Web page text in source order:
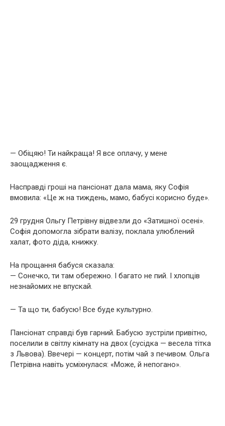
— Обіцяю! Ти найкраща! Я все оплачу, у мене
заощадження є.
Насправді гроші на пансіонат дала мама, яку Софія
вмовила: «Це ж на тиждень, мамо, бабусі корисно буде».
29 грудня Ольгу Петрівну відвезли до «Затишної осені».
Софія допомогла зібрати валізу, поклала улюблений
халат, фото діда, книжку.
На прощання бабуся сказала:
— Сонечко, ти там обережно. І багато не пий. І хлопців
незнайомих не впускай.
— Та що ти, бабусю! Все буде культурно.
Пансіонат справді був гарний. Бабусю зустріли привітно,
поселили в світлу кімнату на двох (сусідка — весела тітка
з Львова). Ввечері — концерт, потім чай з печивом. Ольга
Петрівна навіть усміхнулася: «Може, й непогано».